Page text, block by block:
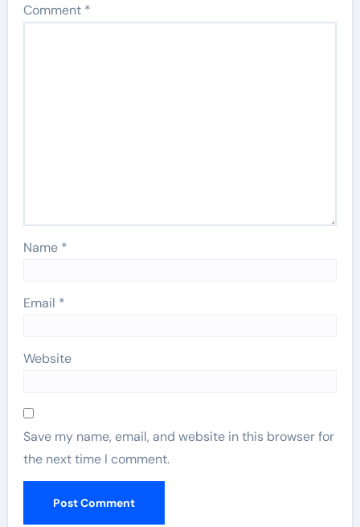
Comment *
Name *
Email *
Website
Save my name, email, and website in this browser for
the next time I comment.